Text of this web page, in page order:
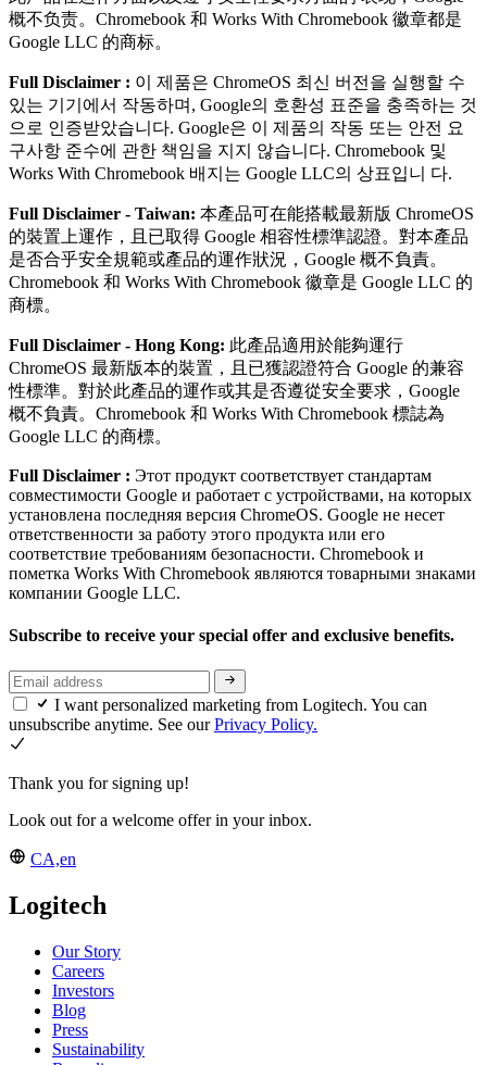
概不负责。Chromebook 和 Works With Chromebook 徽章都是
Google LLC 的商标。
Full Disclaimer : 이 제품은 ChromeOS 최신 버전을 실행할 수
있는 기기에서 작동하며, Google의 호환성 표준을 충족하는 것
으로 인증받았습니다. Google은 이 제품의 작동 또는 안전 요
구사항 준수에 관한 책임을 지지 않습니다. Chromebook 및
Works With Chromebook 배지는 Google LLC의 상표입니 다.
Full Disclaimer - Taiwan: 本產品可在能搭載最新版 ChromeOS
的裝置上運作，且已取得 Google 相容性標準認證。對本產品
是否合乎安全規範或產品的運作狀況，Google 概不負責。
Chromebook 和 Works With Chromebook 徽章是 Google LLC 的
商標。
Full Disclaimer - Hong Kong: 此產品適用於能夠運行
ChromeOS 最新版本的裝置，且已獲認證符合 Google 的兼容
性標準。對於此產品的運作或其是否遵從安全要求，Google
概不負責。Chromebook 和 Works With Chromebook 標誌為
Google LLC 的商標。
Full Disclaimer : Этот продукт соответствует стандартам
совместимости Google и работает с устройствами, на которых
установлена последняя версия ChromeOS. Google не несет
ответственности за работу этого продукта или его
соответствие требованиям безопасности. Chromebook и
пометка Works With Chromebook являются товарными знаками
компании Google LLC.
Subscribe to receive your special offer and exclusive benefits.
I want personalized marketing from Logitech. You can
unsubscribe anytime. See ourPrivacy Policy.
Thank you for signing up!
Look out for a welcome offer in your inbox.
CA,en
Logitech
Our Story
Careers
Investors
Blog
Press
Sustainability